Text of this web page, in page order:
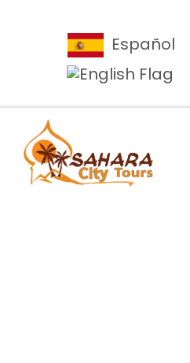
Español